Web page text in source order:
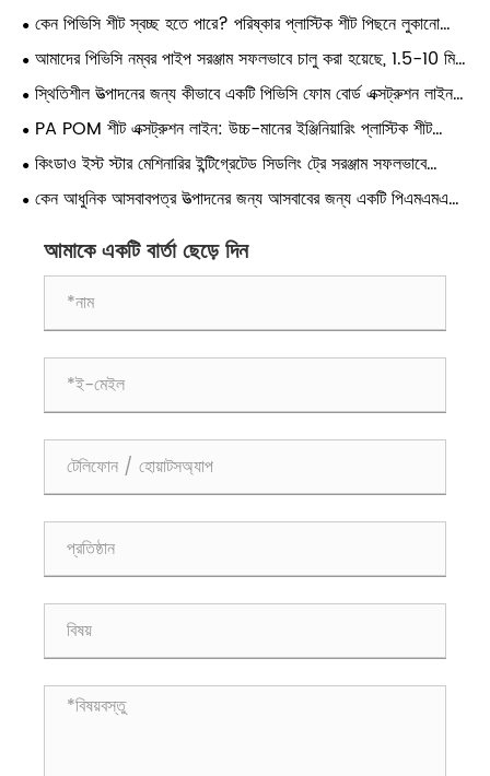
কেন পিভিসি শীট স্বচ্ছ হতে পারে? পরিষ্কার প্লাস্টিক শীট পিছনে লুকানো
বিজ্ঞান
আমাদের পিভিসি নম্বর পাইপ সরঞ্জাম সফলভাবে চালু করা হয়েছে, 1.5-10 মিমি
থেকে সমস্ত স্পেসিফিকেশনের উৎপাদন কভার করে।
স্থিতিশীল উত্পাদনের জন্য কীভাবে একটি পিভিসি ফোম বোর্ড এক্সট্রুশন লাইন
চয়ন এবং অপ্টিমাইজ করবেন?
PA POM শীট এক্সট্রুশন লাইন: উচ্চ-মানের ইঞ্জিনিয়ারিং প্লাস্টিক শীট
উত্পাদনের জন্য সম্পূর্ণ প্রক্রিয়াকরণ গাইড
কিংডাও ইস্ট স্টার মেশিনারির ইন্টিগ্রেটেড সিডলিং ট্রে সরঞ্জাম সফলভাবে
ইয়েমেনে পাঠানো হয়েছে
কেন আধুনিক আসবাবপত্র উত্পাদনের জন্য আসবাবের জন্য একটি পিএমএমএ
আমাকে একটি বার্তা ছেড়ে দিন